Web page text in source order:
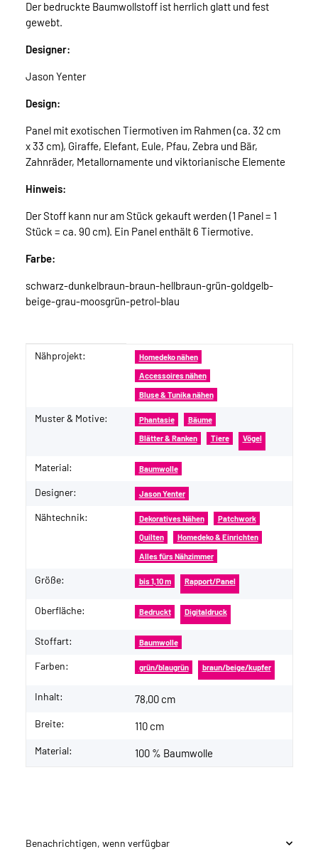
Der bedruckte Baumwollstoff ist herrlich glatt und fest
gewebt.
Designer:
Jason Yenter
Design:
Panel mit exotischen Tiermotiven im Rahmen (ca. 32 cm
x 33 cm), Giraffe, Elefant, Eule, Pfau, Zebra und Bär,
Zahnräder, Metallornamente und viktorianische Elemente
Hinweis:
Der Stoff kann nur am Stück gekauft werden (1 Panel = 1
Stück = ca. 90 cm). Ein Panel enthält 6 Tiermotive.
Farbe:
schwarz-dunkelbraun-braun-hellbraun-grün-goldgelb-
beige-grau-moosgrün-petrol-blau
Produkteigenschaft
Wert
Nähprojekt: Homedeko nähen
Accessoires nähen
Bluse & Tunika nähen
Muster & Motive: Phantasie Bäume
Blätter & Ranken Tiere Vögel
Material: Baumwolle
Designer: Jason Yenter
Nähtechnik: Dekoratives Nähen Patchwork
Quilten Homedeko & Einrichten
Alles fürs Nähzimmer
Größe: bis 1,10 m Rapport/Panel
Oberfläche: Bedruckt Digitaldruck
Stoffart: Baumwolle
Farben: grün/blaugrün braun/beige/kupfer
Inhalt: 78,00 cm
Breite: 110 cm
Material: 100 % Baumwolle
Benachrichtigen, wenn verfügbar